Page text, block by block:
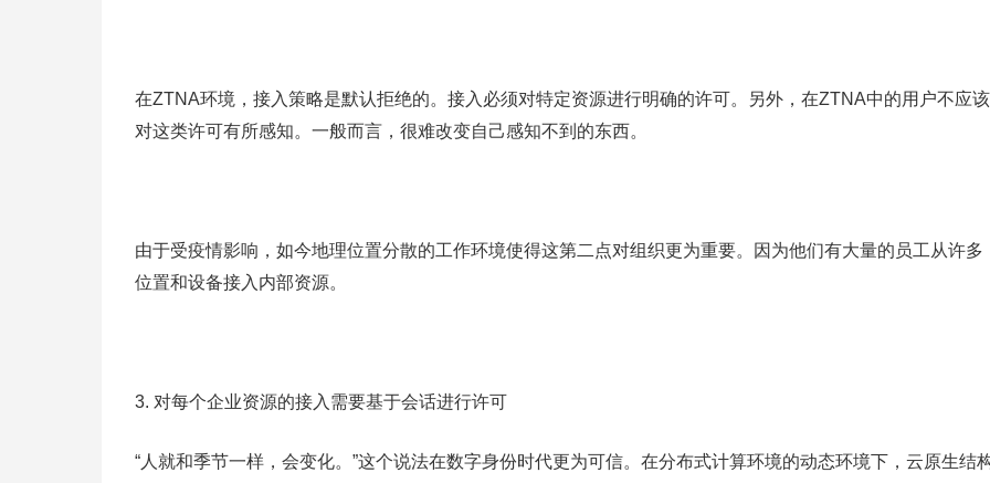
在ZTNA环境，接入策略是默认拒绝的。接入必须对特定资源进行明确的许可。另外，在ZTNA中的用户不应该
对这类许可有所感知。一般而言，很难改变自己感知不到的东西。
由于受疫情影响，如今地理位置分散的工作环境使得这第二点对组织更为重要。因为他们有大量的员工从许多
位置和设备接入内部资源。
3. 对每个企业资源的接入需要基于会话进行许可
“人就和季节一样，会变化。”这个说法在数字身份时代更为可信。在分布式计算环境的动态环境下，云原生结